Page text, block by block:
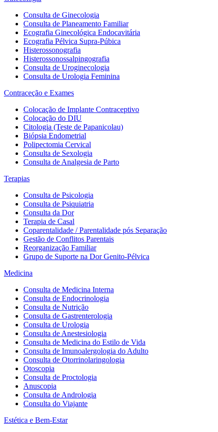
Consulta de Ginecologia
Consulta de Planeamento Familiar
Ecografia Ginecológica Endocavitária
Ecografia Pélvica Supra-Púbica
Histerossonografia
Histerossonossalpingografia
Consulta de Uroginecologia
Consulta de Urologia Feminina
Contraceção e Exames
Colocação de Implante Contraceptivo
Colocação do DIU
Citologia (Teste de Papanicolau)
Biópsia Endometrial
Polipectomia Cervical
Consulta de Sexologia
Consulta de Analgesia de Parto
Terapias
Consulta de Psicologia
Consulta de Psiquiatria
Consulta da Dor
Terapia de Casal
Coparentalidade / Parentalidade pós Separação
Gestão de Conflitos Parentais
Reorganização Familiar
Grupo de Suporte na Dor Genito-Pélvica
Medicina
Consulta de Medicina Interna
Consulta de Endocrinologia
Consulta de Nutrição
Consulta de Gastrenterologia
Consulta de Urologia
Consulta de Anestesiologia
Consulta de Medicina do Estilo de Vida
Consulta de Imunoalergologia do Adulto
Consulta de Otorrinolaringologia
Otoscopia
Consulta de Proctologia
Anuscopia
Consulta de Andrologia
Consulta do Viajante
Estética e Bem-Estar